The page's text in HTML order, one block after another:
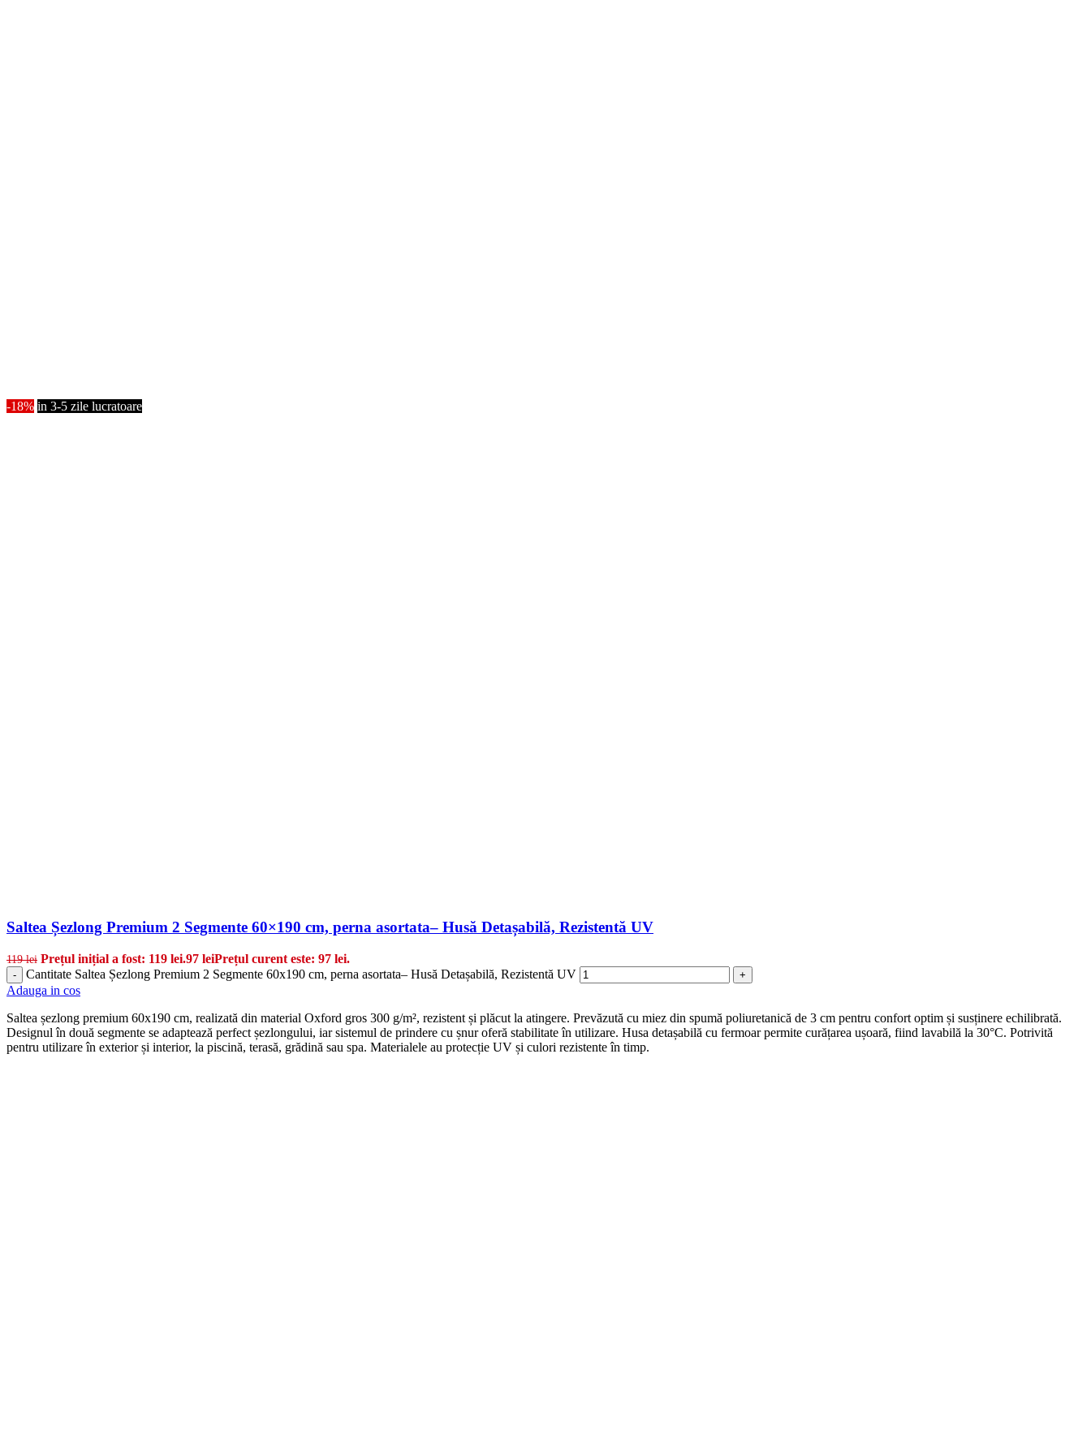
-18% in 3-5 zile lucratoare
Saltea Șezlong Premium 2 Segmente 60×190 cm, perna asortata– Husă Detașabilă, Rezistentă UV
119lei Prețul inițial a fost: 119 lei.97 leiPrețul curent este: 97 lei.
- Cantitate Saltea Șezlong Premium 2 Segmente 60x190 cm, perna asortata– Husă Detașabilă, Rezistentă UV +
Adauga in cos
Saltea șezlong premium 60x190 cm, realizată din material Oxford gros 300 g/m², rezistent și plăcut la atingere. Prevăzută cu miez din spumă poliuretanică de 3 cm pentru confort optim și susținere echilibrată.
Designul în două segmente se adaptează perfect șezlongului, iar sistemul de prindere cu șnur oferă stabilitate în utilizare. Husa detașabilă cu fermoar permite curățarea ușoară, fiind lavabilă la 30°C. Potrivită
pentru utilizare în exterior și interior, la piscină, terasă, grădină sau spa. Materialele au protecție UV și culori rezistente în timp.